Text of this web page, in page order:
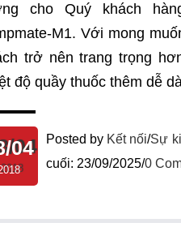
cho Quý khách
M1. Với mong
trở nên trang trọng
độ quầy thuốc thêm dễ
04 Posted by Kết nối/Sự
cuối: 23/09/2025/0